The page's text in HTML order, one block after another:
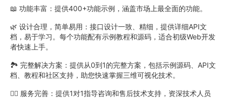
📖 功能丰富：提供400+功能示例，涵盖市场上最全面的功能。
🌿 设计合理，简单易用：接口设计一致、精细，提供详细API文
档，易于学习。每个功能配有示例教程和源码，适合初级Web开发
者快速上手。
🏞️ 完整解决方案：提供从0到1的完整方案，包括示例源码、API文
档、教程和社区支持，助您快速掌握三维可视化技术。
🚶‍♂️ 服务完善：提供1对1指导咨询和售后技术支持，资深技术人员